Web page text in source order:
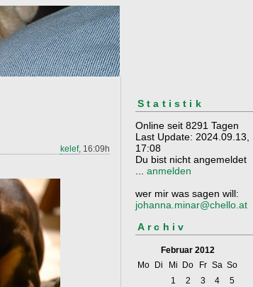
kelef, 16:09h
Statistik
Online seit 8291 Tagen
Last Update: 2024.09.13,
17:08
Du bist nicht angemeldet
... anmelden
wer mir was sagen will:
johanna.minar@chello.at
Archiv
Februar 2012
Mo
Di Mi Do Fr Sa So
1
2 3 4
5